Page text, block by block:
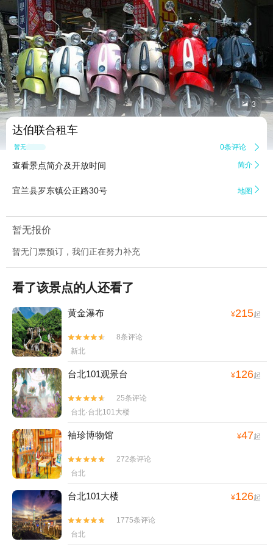
 3
达伯联合租车
暂无点评 0条评论 
查看景点简介及开放时间 简介 
宜兰县罗东镇公正路30号 地图 
暂无报价
暂无门票预订，我们正在努力补充
看了该景点的人还看了
黄金瀑布 ¥215起


8条评论
新北
台北101观景台 ¥126起


25条评论
台北·台北101大楼
袖珍博物馆 ¥47起


272条评论
台北
台北101大楼 ¥126起


1775条评论
台北
